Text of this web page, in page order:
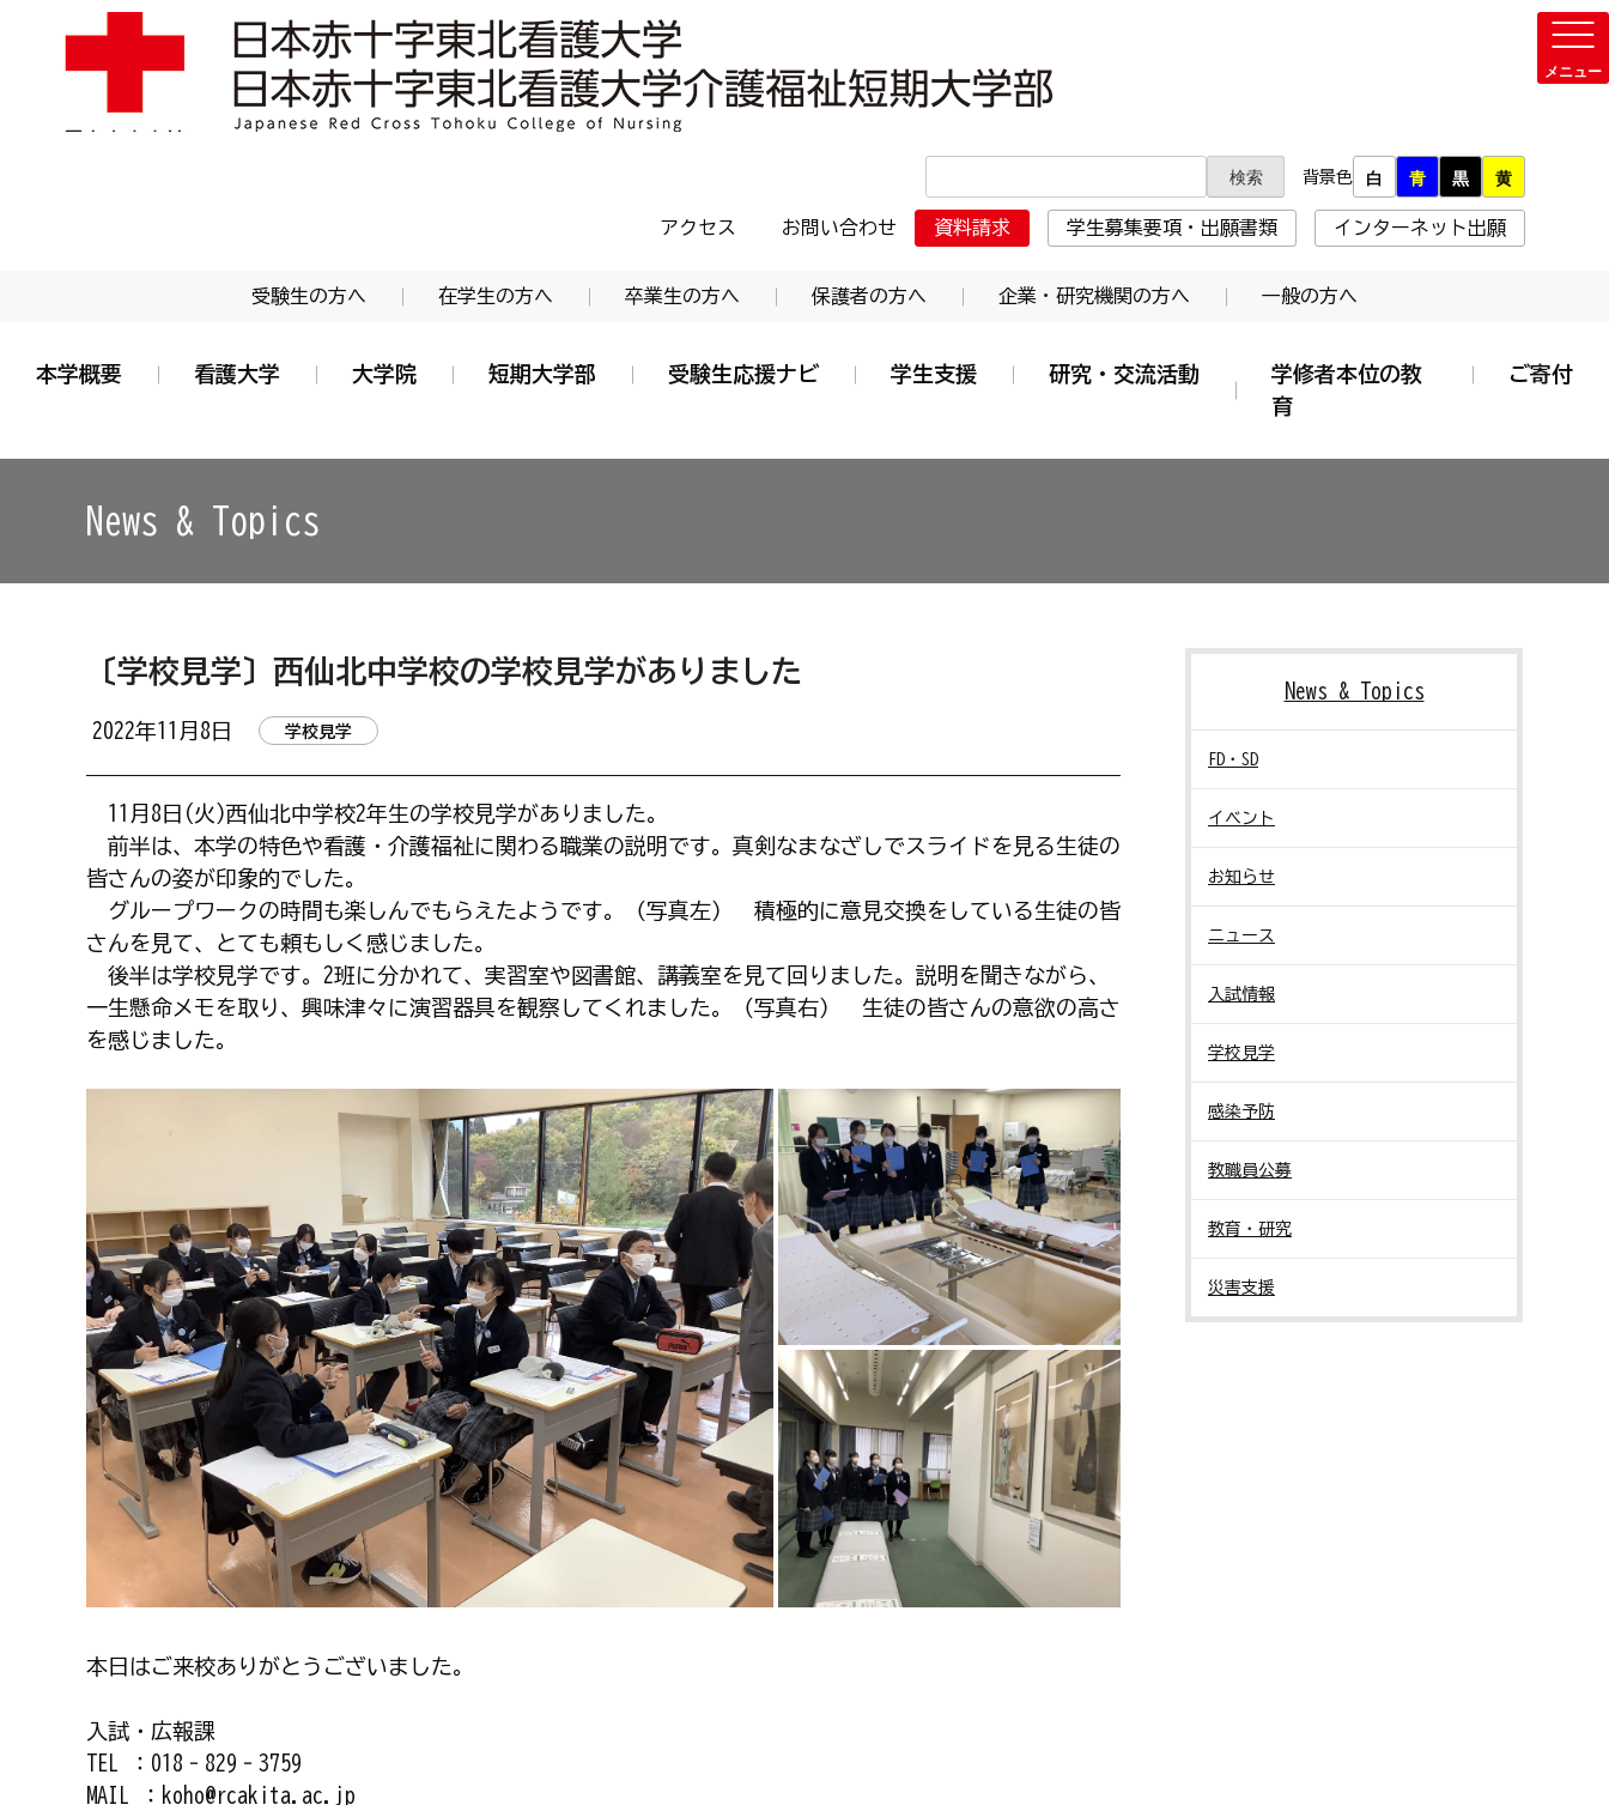
学校法人 日本赤十字学園 日本赤十字東北看護大学・日本赤十字東北看護大学介護福祉短期大学部
背景色 白 青 黒 黄
アクセス お問い合わせ 資料請求 学生募集要項・出願書類 インターネット出願
受験生の方へ 在学生の方へ 卒業生の方へ 保護者の方へ 企業・研究機関の方へ 一般の方へ
本学概要 看護大学 大学院 短期大学部 受験生応援ナビ 学生支援 研究・交流活動
学修者本位の教
育
ご寄付
News & Topics
〔学校見学〕西仙北中学校の学校見学がありました
2022年11月8日 学校見学
11月8日(火)西仙北中学校2年生の学校見学がありました。
前半は、本学の特色や看護・介護福祉に関わる職業の説明です。真剣なまなざしでスライドを見る生徒の
皆さんの姿が印象的でした。
グループワークの時間も楽しんでもらえたようです。（写真左） 積極的に意見交換をしている生徒の皆
さんを見て、とても頼もしく感じました。
後半は学校見学です。2班に分かれて、実習室や図書館、講義室を見て回りました。説明を聞きながら、
一生懸命メモを取り、興味津々に演習器具を観察してくれました。（写真右） 生徒の皆さんの意欲の高さ
を感じました。
本日はご来校ありがとうございました。
入試・広報課
TEL ：018‐829‐3759
MAIL ：koho@rcakita.ac.jp
News & Topics
FD・SD
イベント
お知らせ
ニュース
入試情報
学校見学
感染予防
教職員公募
教育・研究
災害支援